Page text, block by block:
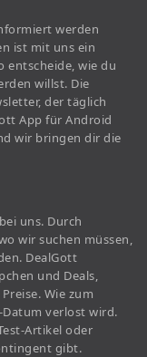
werden
ist mit uns ein
entscheide, wie du
willst. Die
der täglich
App für Android
wir bringen dir die
uns. Durch
wir suchen müssen,
DealGott
und Deals,
Wie zum
Datum verlost wird.
Artikel oder
gibt.